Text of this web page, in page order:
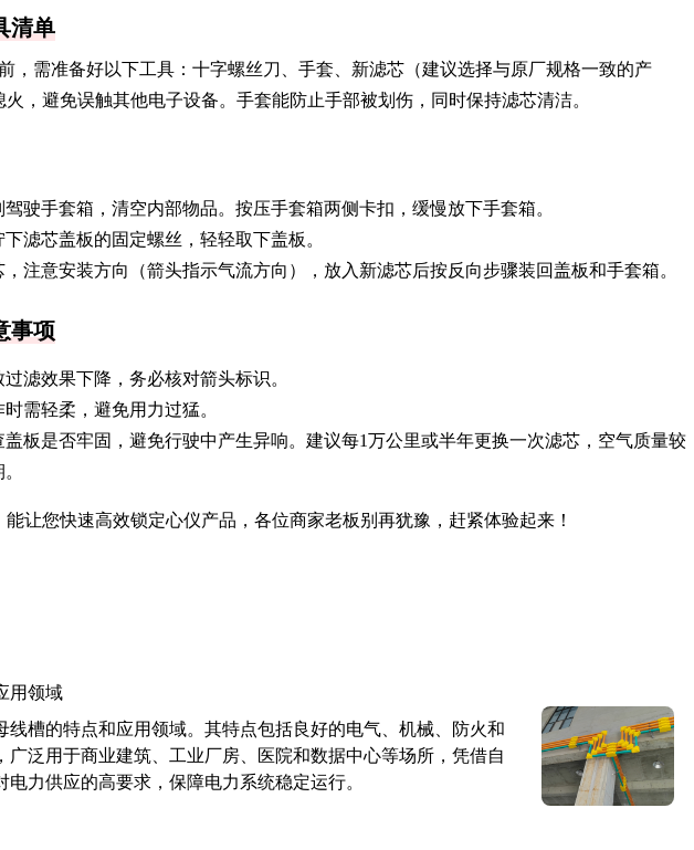
清单
，需准备好以下工具：十字螺丝刀、手套、新滤芯（建议选择与原厂规格一致的产
，避免误触其他电子设备。手套能防止手部被划伤，同时保持滤芯清洁。
驾驶手套箱，清空内部物品。按压手套箱两侧卡扣，缓慢放下手套箱。
下滤芯盖板的固定螺丝，轻轻取下盖板。
，注意安装方向（箭头指示气流方向），放入新滤芯后按反向步骤装回盖板和手套箱。
事项
过滤效果下降，务必核对箭头标识。
时需轻柔，避免用力过猛。
盖板是否牢固，避免行驶中产生异响。建议每1万公里或半年更换一次滤芯，空气质量较
让您快速高效锁定心仪产品，各位商家老板别再犹豫，赶紧体验起来！
用领域
线槽的特点和应用领域。其特点包括良好的电气、机械、防火和
广泛用于商业建筑、工业厂房、医院和数据中心等场所，凭借自
力供应的高要求，保障电力系统稳定运行。